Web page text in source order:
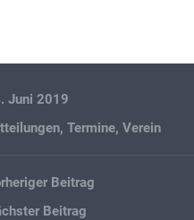
Juni 2019
,Termine,Verein
Beitrag
Beitrag